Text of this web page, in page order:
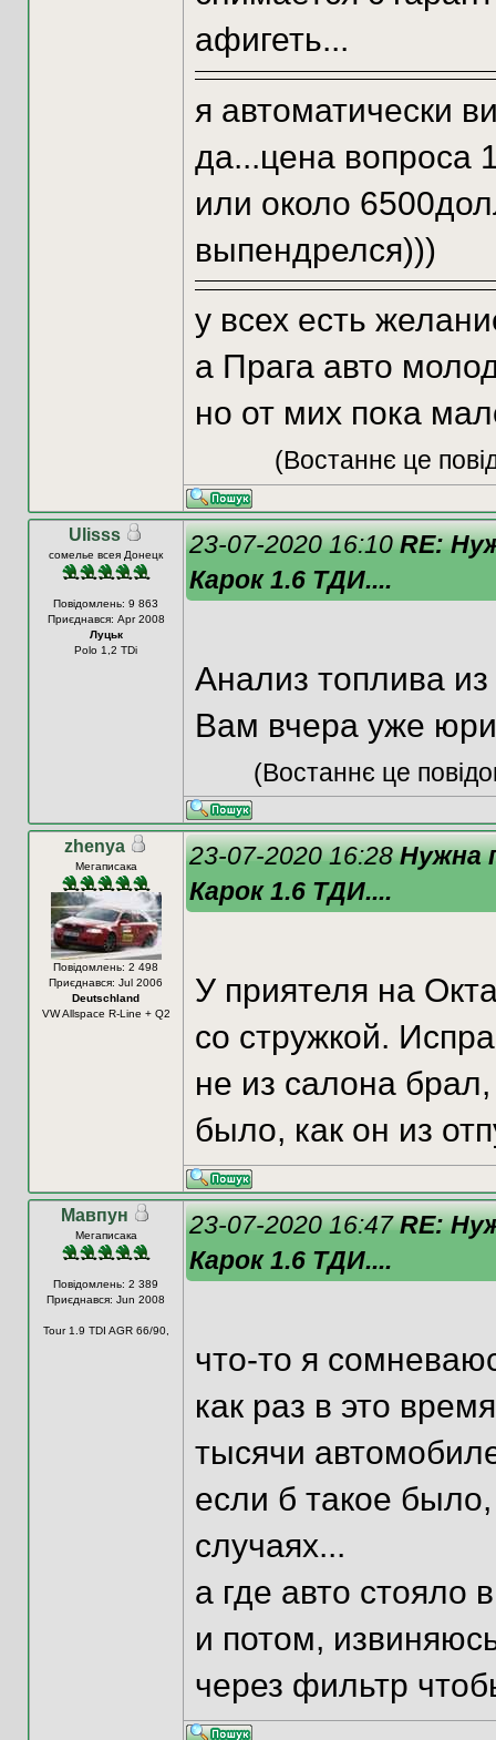
афигеть...
я автоматически
да...цена вопроса
или около
выпендрелся)))
у всех есть
а Прага авто
но от мих пока
(Востаннє це
Ulisss
сомелье всея Донецк
Повідомлень: 9 863
Приєднався: Apr 2008
Луцьк
Polo 1,2 TDi
23-07-2020 16:10RE:
Карок 1.6 ТДИ....
Анализ топлива
Вам вчера уже
(Востаннє це
zhenya
Мегаписака
Повідомлень: 2 498
Приєднався: Jul 2006
Deutschland
VW Allspace R-Line + Q2
23-07-2020 16:28Нужна
Карок 1.6 ТДИ....
У приятеля на
со стружкой.
не из салона
было, как он из
Мавпун
Мегаписака
Повідомлень: 2 389
Приєднався: Jun 2008
Tour 1.9 TDI AGR 66/90,
23-07-2020 16:47RE:
Карок 1.6 ТДИ....
что-то я
как раз в это
тысячи
если б такое
случаях...
а где авто стояло
и потом,
через фильтр